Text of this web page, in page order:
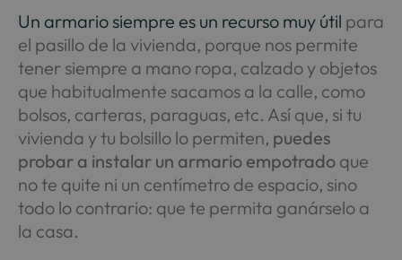
Un armario siempre es un recurso muy útil para
el pasillo de la vivienda, porque nos permite
tener siempre a mano ropa, calzado y objetos
que habitualmente sacamos a la calle, como
bolsos, carteras, paraguas, etc. Así que, si tu
vivienda y tu bolsillo lo permiten, puedes
probar a instalar un armario empotradoque
no te quite ni un centímetro de espacio, sino
todo lo contrario: que te permita ganárselo a
la casa.